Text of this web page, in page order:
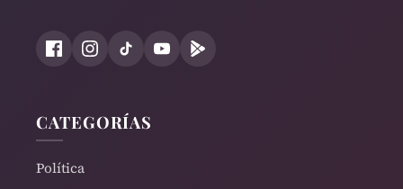
CATEGORÍAS
Política